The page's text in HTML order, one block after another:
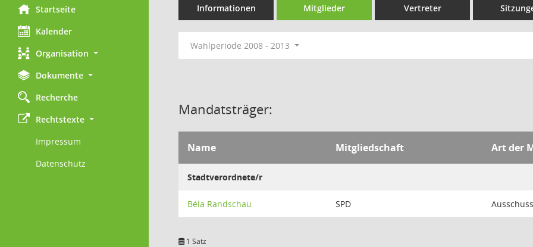
Startseite
Kalender
Organisation
Dokumente
Recherche
Rechtstexte
Impressum
Datenschutz
Informationen Mitglieder Vertreter
Wahlperiode 2008 - 2013
Mandatsträger:
Name Mitgliedschaft Art der
Stadtverordnete/r
Béla Randschau SPD
1 Satz